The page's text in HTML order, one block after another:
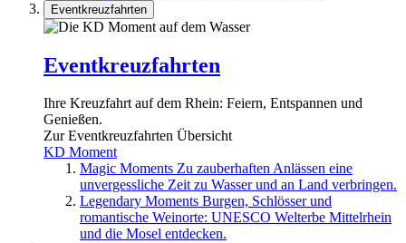
Eventkreuzfahrten
Eventkreuzfahrten
Ihre Kreuzfahrt auf dem Rhein: Feiern, Entspannen und
Genießen.
Zur Eventkreuzfahrten Übersicht
KD Moment
Magic Moments Zu zauberhaften Anlässen eine
unvergessliche Zeit zu Wasser und an Land verbringen.
Legendary Moments Burgen, Schlösser und
romantische Weinorte: UNESCO Welterbe Mittelrhein
und die Mosel entdecken.